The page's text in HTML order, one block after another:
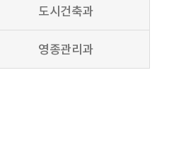
도시건축과
영종관리과